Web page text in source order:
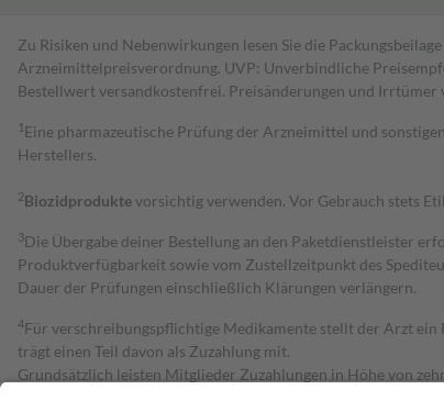
Zu Risiken und Nebenwirkungen lesen Sie die
Arzneimittelpreisverordnung. UVP: Unverbindliche
Bestell­wert versand­kosten­frei. Preisänderungen und
1 Eine pharmazeutische Prüfung der Arzneimittel und
Herstellers.
2Biozidproduktevorsichtig verwenden. Vor Gebrauch stets
3Die Übergabe deiner Bestellung an den Paketdienstleister
Produktverfügbarkeit sowie vom Zustellzeitpunkt des
Dauer der Prüfungen einschließlich Klärungen verlängern.
4Für verschreibungspflichtige Medikamente stellt der Arzt ein
trägt einen Teil davon als Zuzahlung mit.
Grundsätzlich leisten Mitglieder Zuzahlungen in Höhe von